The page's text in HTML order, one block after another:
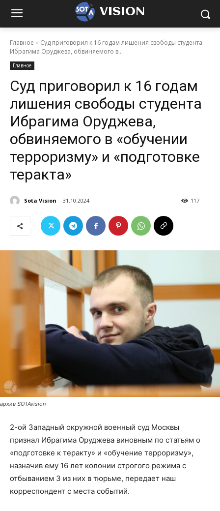
VISION
Главное
Суд приговорил к 16 годам лишения свободы студента
Ибрагима Оруджева, обвиняемого в...
Главное
Суд приговорил к 16 годам
лишения свободы студента
Ибрагима Оруджева,
обвиняемого в «обучении
терроризму» и «подготовке
теракта»
Sota Vision 31.10.2024 117
архив SOTAvision
2-ой Западный окружной военный суд Москвы
признал Ибрагима Оруджева виновным по статьям о
«подготовке к теракту» и «обучение терроризму»,
назначив ему 16 лет колонии строгого режима с
отбыванием 3 из них в тюрьме, передает наш
корреспондент с места событий.